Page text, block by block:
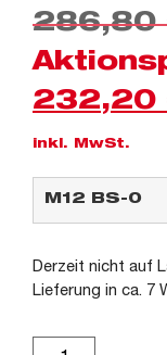
286,80
232,20
inkl. MwSt.
Derzeit nicht auf
Lieferung in ca. 7